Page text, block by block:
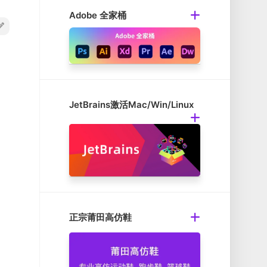
Adobe 全家桶
JetBrains激活Mac/Win/Linux
正宗莆田高仿鞋